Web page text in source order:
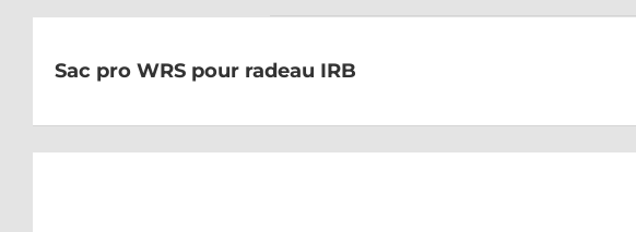
Sac pro WRS pour radeau IRB